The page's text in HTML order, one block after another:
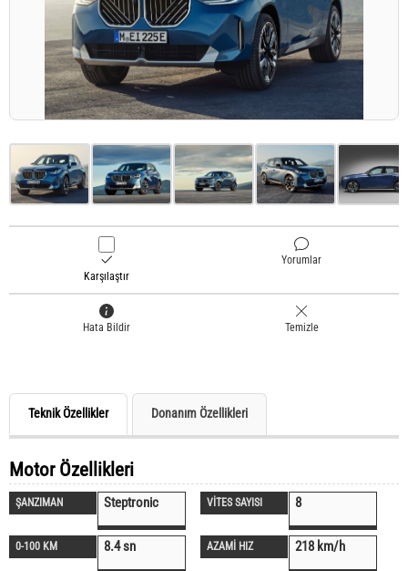
Karşılaştır
Yorumlar
Hata Bildir Temizle
Teknik Özellikler Donanım Özellikleri
Motor Özellikleri
ŞANZIMAN Steptronic VİTES SAYISI 8
0-100 KM 8.4 sn AZAMİ HIZ 218 km/h